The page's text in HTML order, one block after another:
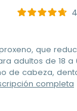
que
adultos de 18
de cabeza,
completa